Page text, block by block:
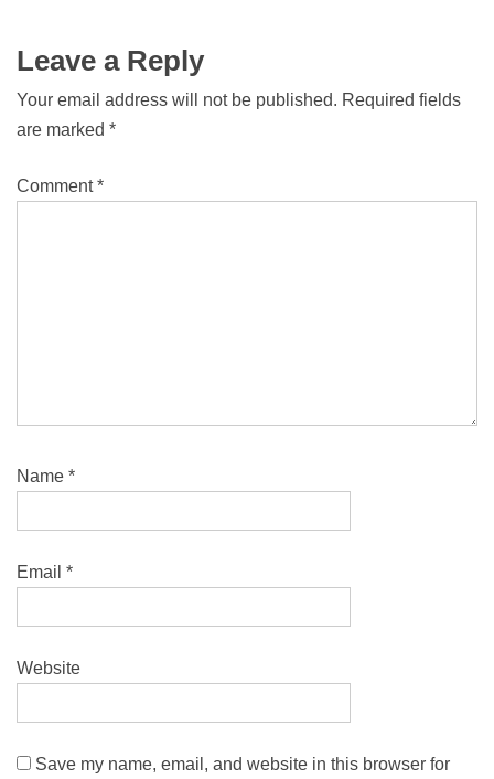
Leave a Reply
Your email address will not be published. Required fields
are marked *
Comment*
Name *
Email *
Website
Save my name, email, and website in this browser for